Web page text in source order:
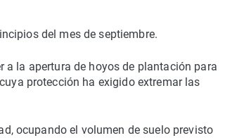
del mes de septiembre.
a la apertura de hoyos de plantación para
protección ha exigido extremar las
ocupando el volumen de suelo previsto